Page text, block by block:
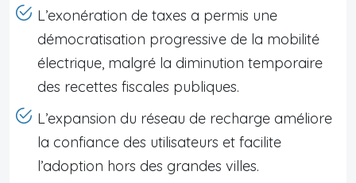
L’exonération de taxes a permis une
démocratisation progressive de la mobilité
électrique, malgré la diminution temporaire
des recettes fiscales publiques.
L’expansion du réseau de recharge améliore
la confiance des utilisateurs et facilite
l’adoption hors des grandes villes.